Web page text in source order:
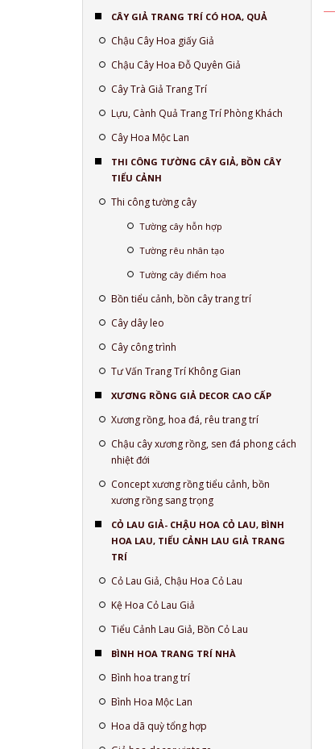
CÂY GIẢ TRANG TRÍ CÓ HOA, QUẢ
Chậu Cây Hoa giấy Giả
Chậu Cây Hoa Đỗ Quyên Giả
Cây Trà Giả Trang Trí
Lựu, Cành Quả Trang Trí Phòng Khách
Cây Hoa Mộc Lan
THI CÔNG TƯỜNG CÂY GIẢ, BỒN CÂY
TIỂU CẢNH
Thi công tường cây
Tường cây hỗn hợp
Tường rêu nhân tạo
Tường cây điểm hoa
Bồn tiểu cảnh, bồn cây trang trí
Cây dây leo
Cây công trình
Tư Vấn Trang Trí Không Gian
XƯƠNG RỒNG GIẢ DECOR CAO CẤP
Xương rồng, hoa đá, rêu trang trí
Chậu cây xương rồng, sen đá phong cách
nhiệt đới
Concept xương rồng tiểu cảnh, bồn
xương rồng sang trọng
CỎ LAU GIẢ- CHẬU HOA CỎ LAU, BÌNH
HOA LAU, TIỂU CẢNH LAU GIẢ TRANG
TRÍ
Cỏ Lau Giả, Chậu Hoa Cỏ Lau
Kệ Hoa Cỏ Lau Giả
Tiểu Cảnh Lau Giả, Bồn Cỏ Lau
BÌNH HOA TRANG TRÍ NHÀ
Bình hoa trang trí
Bình Hoa Mộc Lan
Hoa dã quỳ tổng hợp